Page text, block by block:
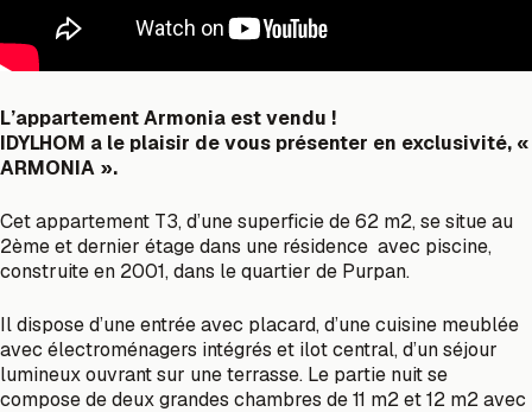
L’appartement Armonia est vendu !
IDYLHOM a le plaisir de vous présenter en exclusivité, «
ARMONIA ».
Cet appartement T3, d’une superficie de 62 m2, se situe au
2ème et dernier étage dans une résidence avec piscine,
construite en 2001, dans le quartier de Purpan.
Il dispose d’une entrée avec placard, d’une cuisine meublée
avec électroménagers intégrés et ilot central, d’un séjour
lumineux ouvrant sur une terrasse. Le partie nuit se
compose de deux grandes chambres de 11 m2 et 12 m2 avec